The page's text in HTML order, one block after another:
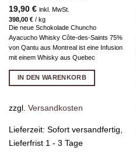
19,90 € inkl. MwSt.
398,00 €/ kg
Die neue Schokolade Chuncho
Ayacucho Whisky Côte-des-Saints 75%
von Qantu aus Montreal ist eine Infusion
mit einem Whisky aus Quebec
IN DEN WARENKORB
zzgl. Versandkosten
Lieferzeit: Sofort versandfertig,
Lieferfrist 1 - 3 Tage